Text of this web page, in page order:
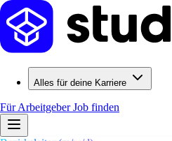
Alles für deine Karriere
Für ArbeitgeberJob finden